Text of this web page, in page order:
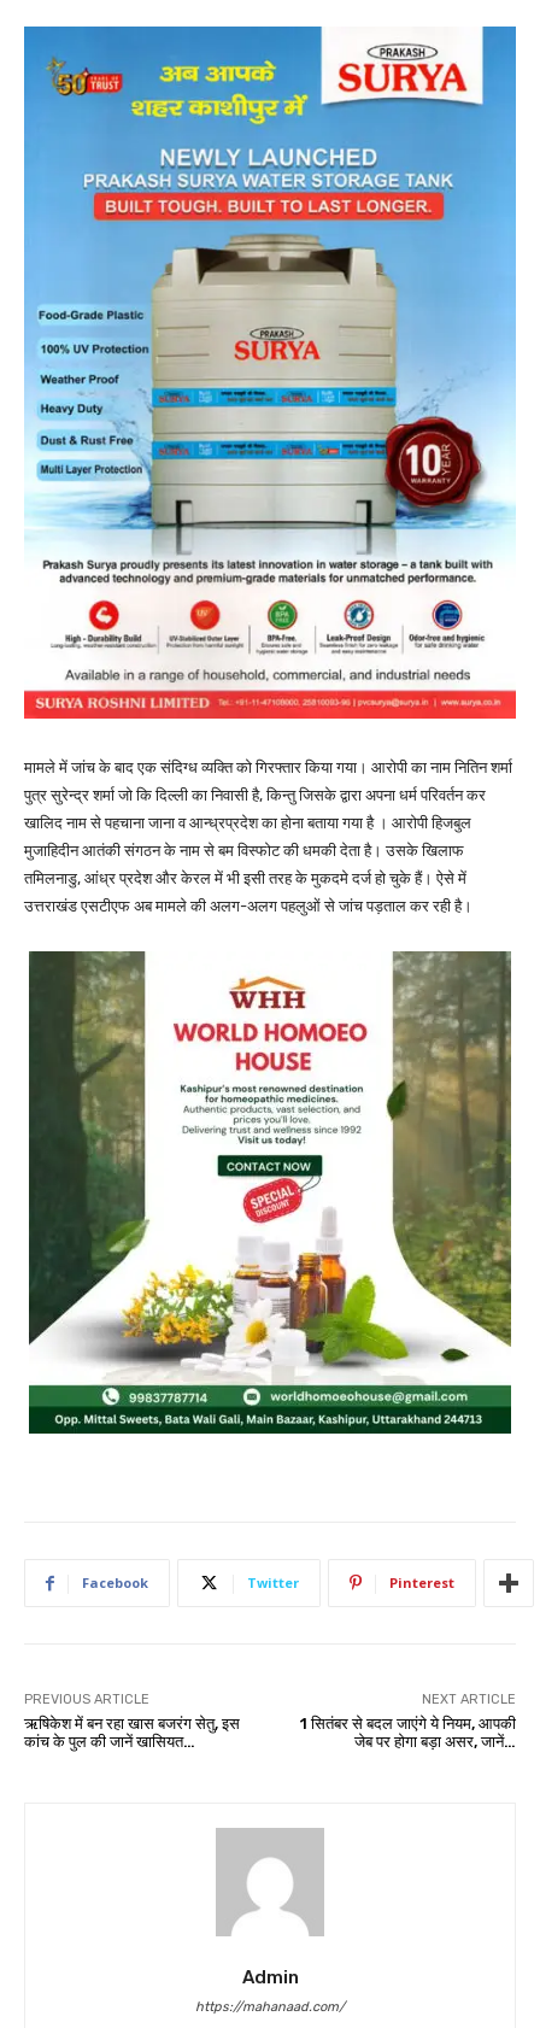
मामले में जांच के बाद एक संदिग्ध व्यक्ति को गिरफ्तार किया गया। आरोपी का नाम नितिन शर्मा
पुत्र सुरेन्द्र शर्मा जो कि दिल्ली का निवासी है, किन्तु जिसके द्वारा अपना धर्म परिवर्तन कर
खालिद नाम से पहचाना जाना व आन्ध्रप्रदेश का होना बताया गया है । आरोपी हिजबुल
मुजाहिदीन आतंकी संगठन के नाम से बम विस्फोट की धमकी देता है। उसके खिलाफ
तमिलनाडु, आंध्र प्रदेश और केरल में भी इसी तरह के मुकदमे दर्ज हो चुके हैं। ऐसे में
उत्तराखंड एसटीएफ अब मामले की अलग-अलग पहलुओं से जांच पड़ताल कर रही है।
Facebook Twitter Pinterest
PREVIOUS ARTICLE
ऋषिकेश में बन रहा खास बजरंग सेतु, इस
कांच के पुल की जानें खासियत…
NEXT ARTICLE
1 सितंबर से बदल जाएंगे ये नियम, आपकी
जेब पर होगा बड़ा असर, जानें…
Admin
https://mahanaad.com/